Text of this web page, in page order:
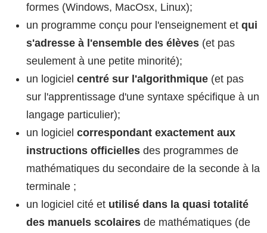
formes (Windows, MacOsx, Linux);
un programme conçu pour l'enseignement et qui
s'adresse à l'ensemble des élèves (et pas
seulement à une petite minorité);
un logiciel centré sur l'algorithmique (et pas
sur l'apprentissage d'une syntaxe spécifique à un
langage particulier);
un logiciel correspondant exactement aux
instructions officielles des programmes de
mathématiques du secondaire de la seconde à la
terminale ;
un logiciel cité et utilisé dans la quasi totalité
des manuels scolaires de mathématiques (de